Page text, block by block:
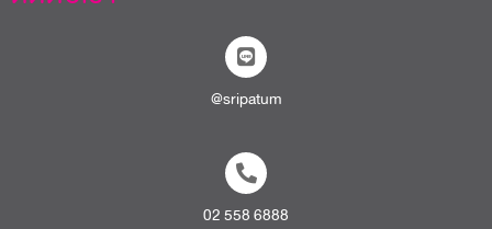
@sripatum
02 558 6888